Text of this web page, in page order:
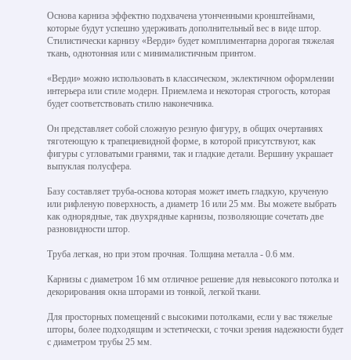
Основа карниза эффектно подхвачена утонченными кронштейнами,
которые будут успешно удерживать дополнительный вес в виде штор.
Стилистически карнизу «Верди» будет комплиментарна дорогая тяжелая
ткань, однотонная или с минималистичным принтом.
«Верди» можно использовать в классическом, эклектичном оформлении
интерьера или стиле модерн. Приемлема и некоторая строгость, которая
будет соответствовать стилю наконечника.
Он представляет собой сложную резную фигуру, в общих очертаниях
тяготеющую к трапециевидной форме, в которой присутствуют, как
фигуры с угловатыми гранями, так и гладкие детали. Вершину украшает
выпуклая полусфера.
Базу составляет труба-основа которая может иметь гладкую, крученую
или рифленую поверхность, а диаметр 16 или 25 мм. Вы можете выбрать
как однорядные, так двухрядные карнизы, позволяющие сочетать две
разновидности штор.
Труба легкая, но при этом прочная. Толщина металла - 0.6 мм.
Карнизы с диаметром 16 мм отличное решение для невысокого потолка и
декорирования окна шторами из тонкой, легкой ткани.
Для просторных помещений с высокими потолками, если у вас тяжелые
шторы, более подходящим и эстетически, с точки зрения надежности будет
с диаметром трубы 25 мм.